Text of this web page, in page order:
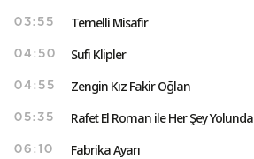
03:55 Temelli Misafir
04:50 Sufi Klipler
04:55 Zengin Kız Fakir Oğlan
05:35 Rafet El Roman ile Her Şey Yolunda
06:10 Fabrika Ayarı